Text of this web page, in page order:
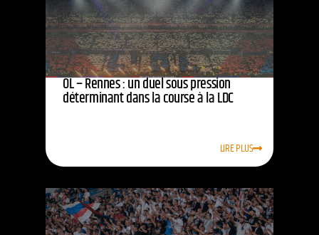
OL – Rennes : un duel sous pression
déterminant dans la course à la LDC
LIRE PLUS